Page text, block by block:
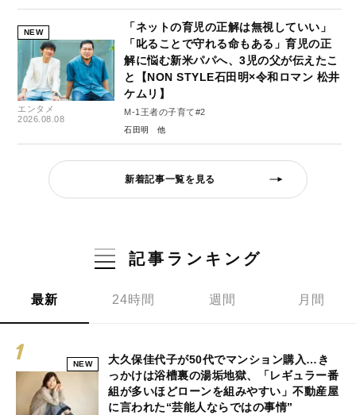
NEW
エンタメ
2026.08.08
「ネットの育児の正解は無視していい」
「叱ることで守れる命もある」育児の正
解に悩む新米パパへ、3児の父が伝えたこ
と【NON STYLE石田明×令和ロマン 松井
ケムリ】
M-1王者の子育て#2
石田明
新着記事一覧を見る
記事ランキング
最新 24時間 週間 月間
NEW
大久保佳代子が50代でマンション購入…き
っかけは浴槽裏の湯垢地獄、「レギュラー番
組が多いほどローンを組みやすい」不動産屋
に言われた“芸能人ならではの事情”